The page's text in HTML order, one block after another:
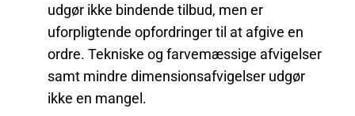
udgør ikke bindende tilbud, men er
uforpligtende opfordringer til at afgive en
ordre. Tekniske og farvemæssige afvigelser
samt mindre dimensionsafvigelser udgør
ikke en mangel.